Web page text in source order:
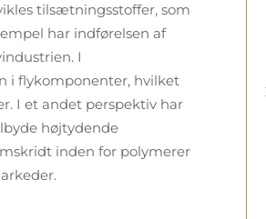
tilsætningsstoffer, som
har indførelsen af
I
i flykomponenter, hvilket
I et andet perspektiv har
højtydende
inden for polymerer